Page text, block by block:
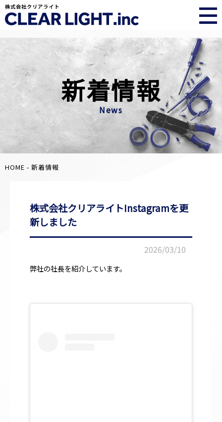
新着情報
News
HOME - 新着情報
株式会社クリアライトInstagramを更
新しました
2026/03/10
弊社の社長を紹介しています。